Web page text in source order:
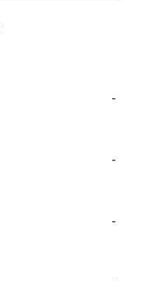
-
-
-